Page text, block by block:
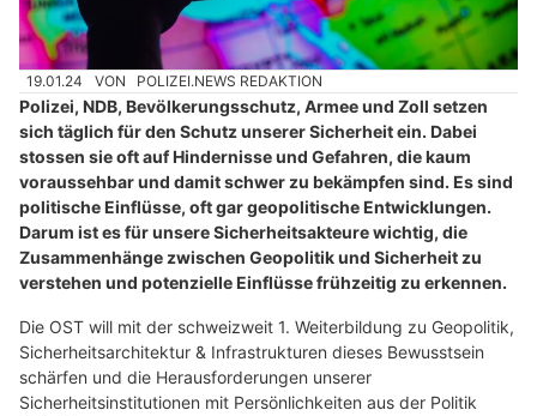
19.01.24 VON POLIZEI.NEWS REDAKTION
Polizei, NDB, Bevölkerungsschutz, Armee und Zoll setzen
sich täglich für den Schutz unserer Sicherheit ein. Dabei
stossen sie oft auf Hindernisse und Gefahren, die kaum
voraussehbar und damit schwer zu bekämpfen sind. Es sind
politische Einflüsse, oft gar geopolitische Entwicklungen.
Darum ist es für unsere Sicherheitsakteure wichtig, die
Zusammenhänge zwischen Geopolitik und Sicherheit zu
verstehen und potenzielle Einflüsse frühzeitig zu erkennen.
Die OST will mit der schweizweit 1. Weiterbildung zu Geopolitik,
Sicherheitsarchitektur & Infrastrukturen dieses Bewusstsein
schärfen und die Herausforderungen unserer
Sicherheitsinstitutionen mit Persönlichkeiten aus der Politik